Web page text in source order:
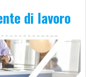
di lavoro